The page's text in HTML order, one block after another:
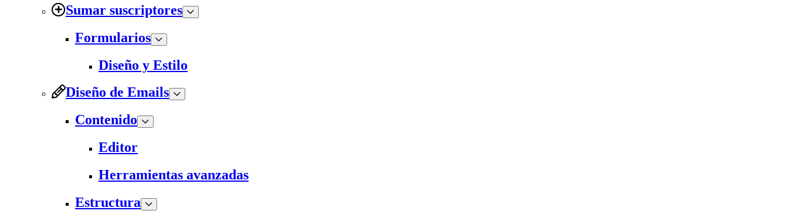
Sumar suscriptores
Formularios
Diseño y Estilo
Diseño de Emails
Contenido
Editor
Herramientas avanzadas
Estructura